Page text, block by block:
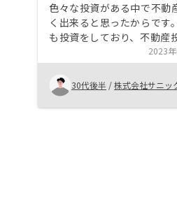
色々な投資がある中で不動
く出来ると思ったからです
も投資をしており、不動産
スク分散にもなり将来的に
値があるので良いと思いま
今後老後に備えて給与以外
必要だと思います。
2023
30代後半 /株式会社サニッ